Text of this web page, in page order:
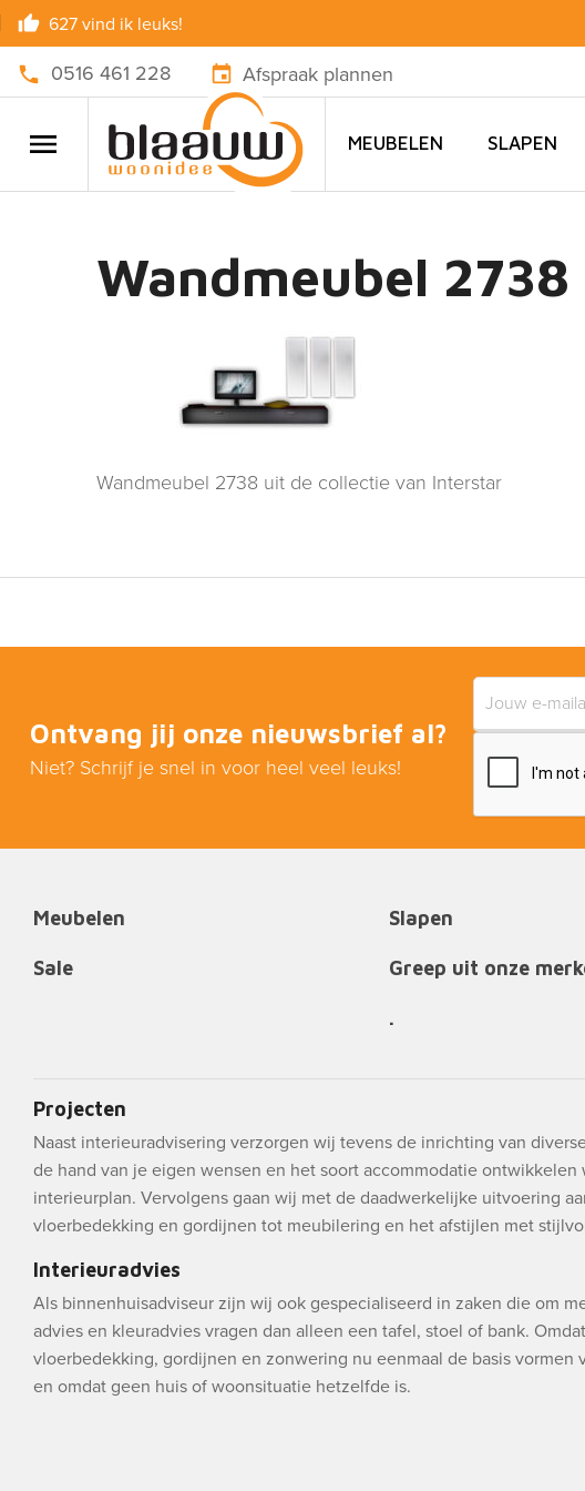
627 vind ik leuks!
0516 461 228 Afspraak plannen
MEUBELEN SLAPEN
Wandmeubel
Wandmeubel 2738 uit de collectie van Interstar
Ontvang jij onze nieuwsbrief al?
Niet? Schrijf je snel in voor heel veel leuks!
Meubelen
Sale
Slapen
Greep uit onze
.
Projecten
Naast interieuradvisering verzorgen wij tevens de inrichting van
de hand van je eigen wensen en het soort accommodatie ontwikkelen
interieurplan. Vervolgens gaan wij met de daadwerkelijke uitvoering
vloerbedekking en gordijnen tot meubilering en het afstijlen met
Interieuradvies
Als binnenhuisadviseur zijn wij ook gespecialiseerd in zaken die om
advies en kleuradvies vragen dan alleen een tafel, stoel of bank.
vloerbedekking, gordijnen en zonwering nu eenmaal de basis vormen
en omdat geen huis of woonsituatie hetzelfde is.